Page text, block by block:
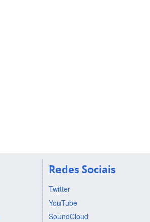
Redes Sociais
Twitter
YouTube
SoundCloud